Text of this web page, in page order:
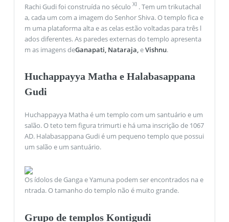
Rachi Gudi foi construída no século XI . Tem um trikutachal
a, cada um com a imagem do Senhor Shiva. O templo fica e
m uma plataforma alta e as celas estão voltadas para três l
ados diferentes. As paredes externas do templo apresenta
m as imagens deGanapati, Nataraja,eVishnu.
Huchappayya Matha e Halabasappana
Gudi
Huchappayya Matha é um templo com um santuário e um
salão. O teto tem figura trimurti e há uma inscrição de 1067
AD. Halabasappana Gudi é um pequeno templo que possui
um salão e um santuário.
Os ídolos de Ganga e Yamuna podem ser encontrados na e
ntrada. O tamanho do templo não é muito grande.
Grupo de templos Kontigudi